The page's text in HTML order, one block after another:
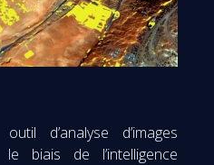
d’analyse d’images
biais de l’intelligence